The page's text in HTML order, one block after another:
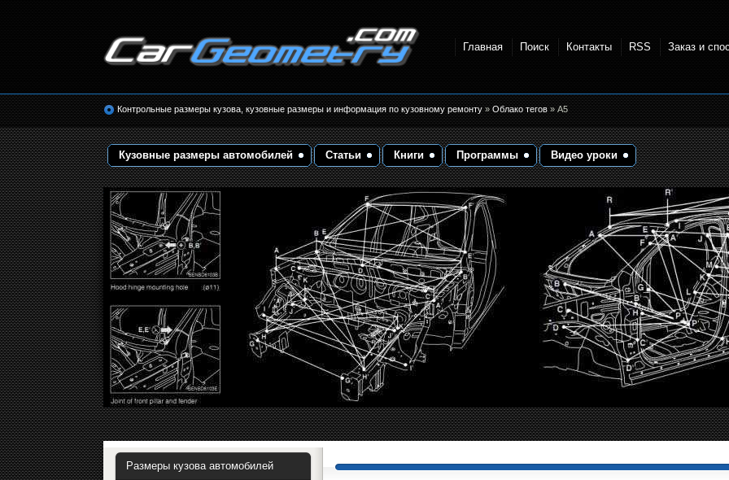
кузовные размеры. Геометрия кузова
Главная Поиск Контакты RSS Заказ и
Контрольные размеры кузова, кузовные размеры и информация по кузовному ремонту»Облако тегов» A5
Кузовные размеры автомобилей Статьи Книги Программы Видео уроки
Размеры кузова автомобилей